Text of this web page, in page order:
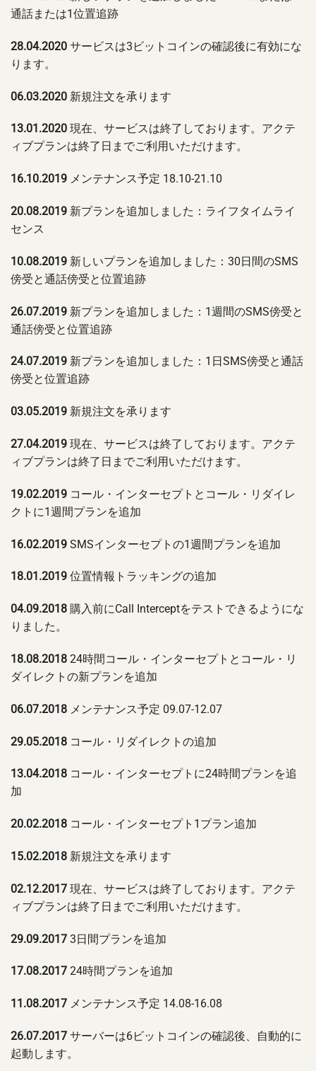
通話または1位置追跡
28.04.2020 サービスは3ビットコインの確認後に有効にな
ります。
06.03.2020 新規注文を承ります
13.01.2020 現在、サービスは終了しております。アクテ
ィブプランは終了日までご利用いただけます。
16.10.2019 メンテナンス予定 18.10-21.10
20.08.2019 新プランを追加しました：ライフタイムライ
センス
10.08.2019 新しいプランを追加しました：30日間のSMS
傍受と通話傍受と位置追跡
26.07.2019 新プランを追加しました：1週間のSMS傍受と
通話傍受と位置追跡
24.07.2019 新プランを追加しました：1日SMS傍受と通話
傍受と位置追跡
03.05.2019 新規注文を承ります
27.04.2019 現在、サービスは終了しております。アクテ
ィブプランは終了日までご利用いただけます。
19.02.2019 コール・インターセプトとコール・リダイレ
クトに1週間プランを追加
16.02.2019 SMSインターセプトの1週間プランを追加
18.01.2019 位置情報トラッキングの追加
04.09.2018 購入前にCall Interceptをテストできるようにな
りました。
18.08.2018 24時間コール・インターセプトとコール・リ
ダイレクトの新プランを追加
06.07.2018 メンテナンス予定 09.07-12.07
29.05.2018 コール・リダイレクトの追加
13.04.2018 コール・インターセプトに24時間プランを追
加
20.02.2018 コール・インターセプト1プラン追加
15.02.2018 新規注文を承ります
02.12.2017 現在、サービスは終了しております。アクテ
ィブプランは終了日までご利用いただけます。
29.09.2017 3日間プランを追加
17.08.2017 24時間プランを追加
11.08.2017 メンテナンス予定 14.08-16.08
26.07.2017 サーバーは6ビットコインの確認後、自動的に
起動します。